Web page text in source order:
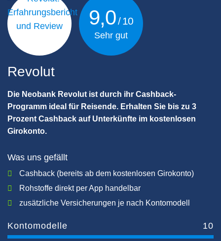
Revolut
Die Neobank Revolut ist durch ihr Cashback-
Programm ideal für Reisende. Erhalten Sie bis zu 3
Prozent Cashback auf Unterkünfte im kostenlosen
Girokonto.
Was uns gefällt
Cashback (bereits ab dem kostenlosen Girokonto)
Rohstoffe direkt per App handelbar
zusätzliche Versicherungen je nach Kontomodell
Kontomodelle 10
9,0
Sehr gut